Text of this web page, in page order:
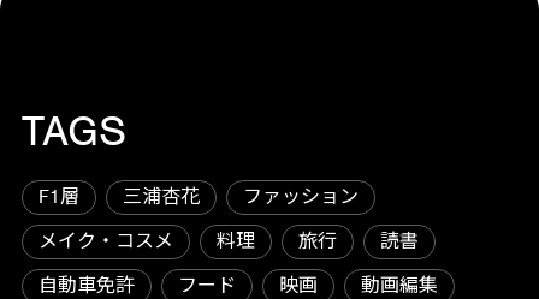
TAGS
F1層 三浦杏花
ファッション
メイク・コスメ
料理 旅行
読書
自動車免許
フード 映画
動画編集